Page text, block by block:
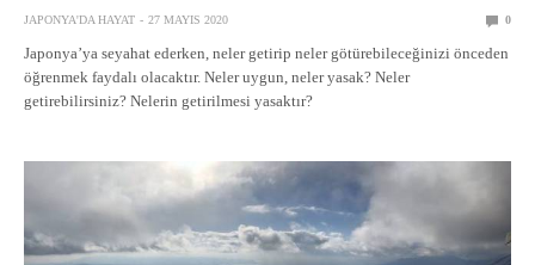
JAPONYA'DA HAYAT 27 MAYIS 2020 0
Japonya’ya seyahat ederken, neler getirip neler götürebileceğinizi önceden
öğrenmek faydalı olacaktır. Neler uygun, neler yasak? Neler
getirebilirsiniz? Nelerin getirilmesi yasaktır?